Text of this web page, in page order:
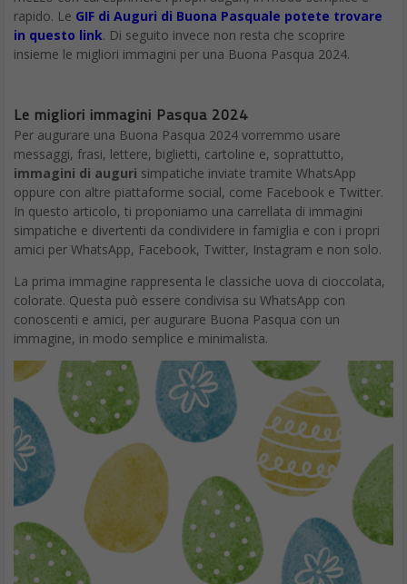
rapido. Le GIF di Auguri di Buona Pasquale potete trovare
in questo link. Di seguito invece non resta che scoprire
insieme le migliori immagini per una Buona Pasqua 2024.
Le migliori immagini Pasqua 2024
Per augurare una Buona Pasqua 2024 vorremmo usare
messaggi, frasi, lettere, biglietti, cartoline e, soprattutto,
immagini di auguri simpatiche inviate tramite WhatsApp
oppure con altre piattaforme social, come Facebook e Twitter.
In questo articolo, ti proponiamo una carrellata di immagini
simpatiche e divertenti da condividere in famiglia e con i propri
amici per WhatsApp, Facebook, Twitter, Instagram e non solo.
La prima immagine rappresenta le classiche uova di cioccolata,
colorate. Questa può essere condivisa su WhatsApp con
conoscenti e amici, per augurare Buona Pasqua con un
immagine, in modo semplice e minimalista.